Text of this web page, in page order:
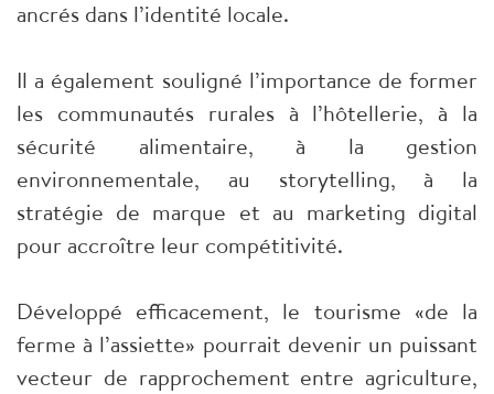
ancrés dans l’identité locale.
Il a également souligné l’importance de former
les communautés rurales à l’hôtellerie, à la
sécurité alimentaire, à la gestion
environnementale, au storytelling, à la
stratégie de marque et au marketing digital
pour accroître leur compétitivité.
Développé efficacement, le tourisme «de la
ferme à l’assiette» pourrait devenir un puissant
vecteur de rapprochement entre agriculture,